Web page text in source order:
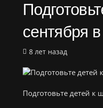
сентября
8 лет назад
Подготовьте детей к